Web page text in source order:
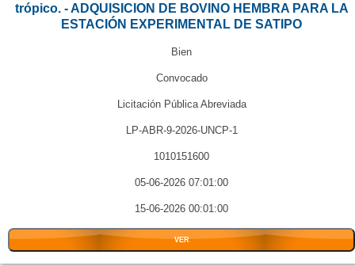
trópico. - ADQUISICION DE BOVINO HEMBRA PARA LA
ESTACIÓN EXPERIMENTAL DE SATIPO
Bien
Convocado
Licitación Pública Abreviada
LP-ABR-9-2026-UNCP-1
1010151600
05-06-2026 07:01:00
15-06-2026 00:01:00
VER